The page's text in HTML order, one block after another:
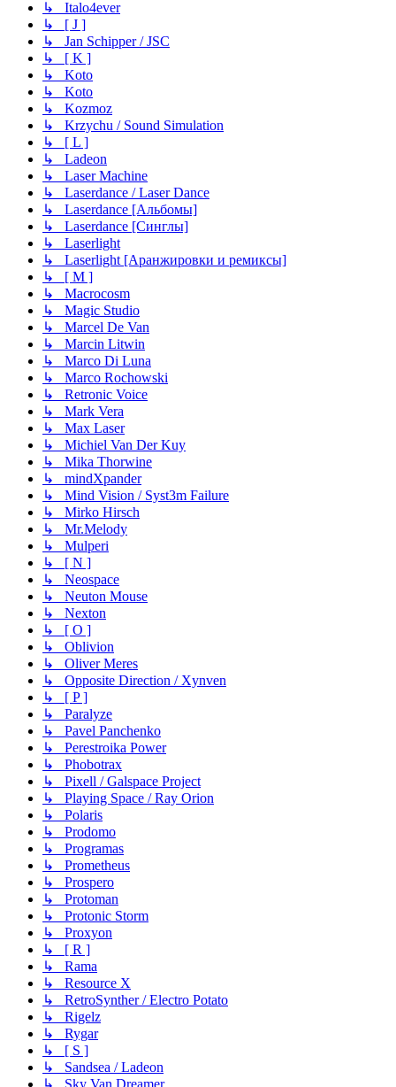
↳ Italo4ever
↳ [ J ]
↳ Jan Schipper / JSC
↳ [ K ]
↳ Koto
↳ Koto
↳ Kozmoz
↳ Krzychu / Sound Simulation
↳ [ L ]
↳ Ladeon
↳ Laser Machine
↳ Laserdance / Laser Dance
↳ Laserdance [Альбомы]
↳ Laserdance [Синглы]
↳ Laserlight
↳ Laserlight [Аранжировки и ремиксы]
↳ [ M ]
↳ Macrocosm
↳ Magic Studio
↳ Marcel De Van
↳ Marcin Litwin
↳ Marco Di Luna
↳ Marco Rochowski
↳ Retronic Voice
↳ Mark Vera
↳ Max Laser
↳ Michiel Van Der Kuy
↳ Mika Thorwine
↳ mindXpander
↳ Mind Vision / Syst3m Failure
↳ Mirko Hirsch
↳ Mr.Melody
↳ Mulperi
↳ [ N ]
↳ Neospace
↳ Neuton Mouse
↳ Nexton
↳ [ O ]
↳ Oblivion
↳ Oliver Meres
↳ Opposite Direction / Xynven
↳ [ P ]
↳ Paralyze
↳ Pavel Panchenko
↳ Perestroika Power
↳ Phobotrax
↳ Pixell / Galspace Project
↳ Playing Space / Ray Orion
↳ Polaris
↳ Prodomo
↳ Programas
↳ Prometheus
↳ Prospero
↳ Protoman
↳ Protonic Storm
↳ Proxyon
↳ [ R ]
↳ Rama
↳ Resource X
↳ RetroSynther / Electro Potato
↳ Rigelz
↳ Rygar
↳ [ S ]
↳ Sandsea / Ladeon
↳ Sky Van Dreamer